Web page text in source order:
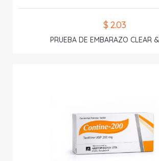
$ 2.03
PRUEBA DE EMBARAZO CLEAR